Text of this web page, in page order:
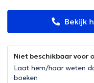
Bekijk
Niet beschikbaar voor
Laat hem/haar weten
boeken